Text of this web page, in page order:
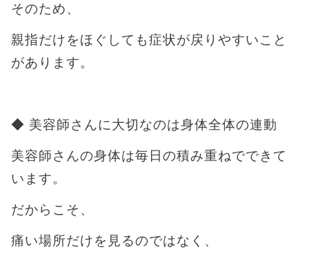
そのため、
親指だけをほぐしても症状が戻りやすいこと
があります。
◆ 美容師さんに大切なのは身体全体の連動
美容師さんの身体は毎日の積み重ねでできて
います。
だからこそ、
痛い場所だけを見るのではなく、